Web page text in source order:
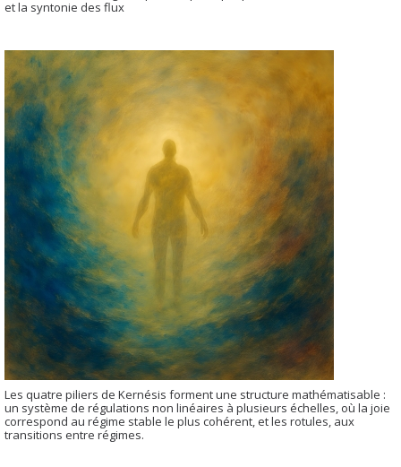
et la syntonie des flux
Les quatre piliers de Kernésis forment une structure mathématisable :
un système de régulations non linéaires à plusieurs échelles, où la joie
correspond au régime stable le plus cohérent, et les rotules, aux
transitions entre régimes.